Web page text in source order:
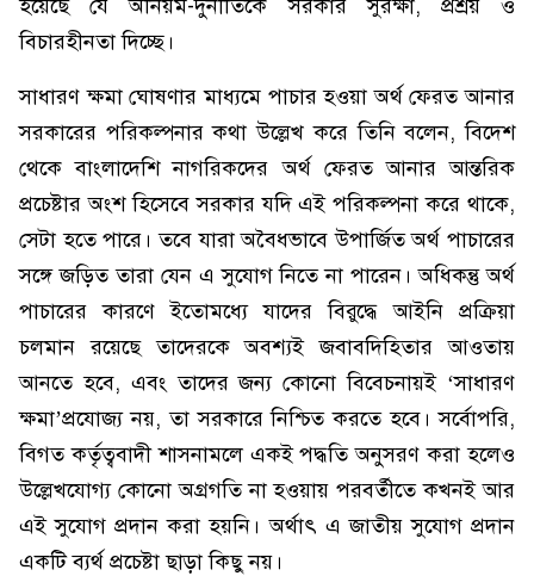
হয়েছে যে অনিয়ম-দুর্নীতিকে সরকার সুরক্ষা, প্রশ্রয় ও
বিচারহীনতা দিচ্ছে।
সাধারণ ক্ষমা ঘোষণার মাধ্যমে পাচার হওয়া অর্থ ফেরত আনার
সরকারের পরিকল্পনার কথা উল্লেখ করে তিনি বলেন, বিদেশ
থেকে বাংলাদেশি নাগরিকদের অর্থ ফেরত আনার আন্তরিক
প্রচেষ্টার অংশ হিসেবে সরকার যদি এই পরিকল্পনা করে থাকে,
সেটা হতে পারে। তবে যারা অবৈধভাবে উপার্জিত অর্থ পাচারের
সঙ্গে জড়িত তারা যেন এ সুযোগ নিতে না পারেন। অধিকন্তু অর্থ
পাচারের কারণে ইতোমধ্যে যাদের বিরুদ্ধে আইনি প্রক্রিয়া
চলমান রয়েছে তাদেরকে অবশ্যই জবাবদিহিতার আওতায়
আনতে হবে, এবং তাদের জন্য কোনো বিবেচনায়ই ‘সাধারণ
ক্ষমা’প্রযোজ্য নয়, তা সরকারে নিশ্চিত করতে হবে। সর্বোপরি,
বিগত কর্তৃত্ববাদী শাসনামলে একই পদ্ধতি অনুসরণ করা হলেও
উল্লেখযোগ্য কোনো অগ্রগতি না হওয়ায় পরবর্তীতে কখনই আর
এই সুযোগ প্রদান করা হয়নি। অর্থাৎ এ জাতীয় সুযোগ প্রদান
একটি ব্যর্থ প্রচেষ্টা ছাড়া কিছু নয়।